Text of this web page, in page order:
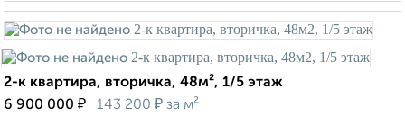
2-к квартира, вторичка, 48м², 1/5 этаж
6 900 000 ₽ 143 200 ₽ за м²